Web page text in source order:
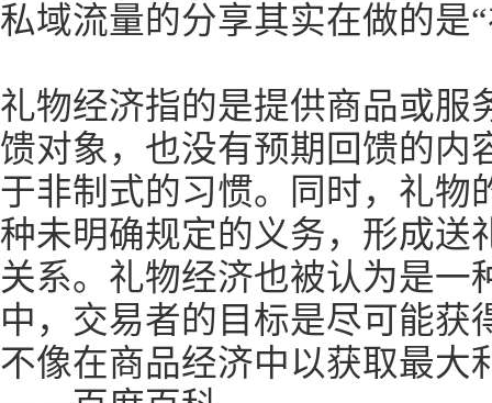
私域流量的分享其实在做的是
礼物经济指的是提供商品或服
馈对象，也没有预期回馈的内
于非制式的习惯。同时，礼物
种未明确规定的义务，形成送
关系。礼物经济也被认为是一
中，交易者的目标是尽可能获
不像在商品经济中以获取最大